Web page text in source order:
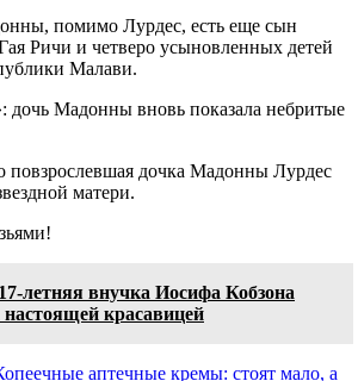
помимо Лурдес, есть еще сын
Ричи и четверо усыновленных детей
Малави.
повзрослевшая дочка Мадонны Лурдес
матери.
17-летняя внучка Иосифа Кобзона
красавицей
аптечные кремы: стоят мало, а